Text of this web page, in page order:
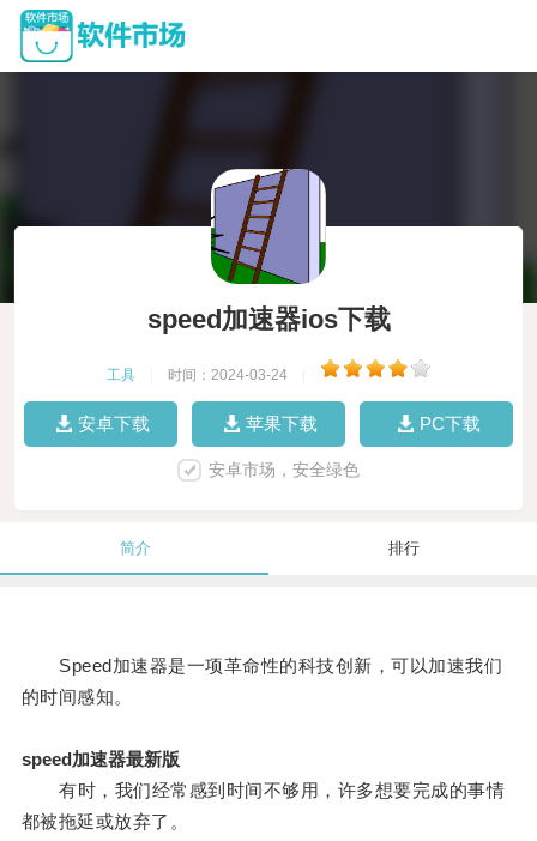
speed加速器ios下载
工具 时间：2024-03-24
安卓下载 苹果下载 PC下载
安卓市场，安全绿色
简介 排行
Speed加速器是一项革命性的科技创新，可以加速我们
的时间感知。
speed加速器最新版
有时，我们经常感到时间不够用，许多想要完成的事情
都被拖延或放弃了。